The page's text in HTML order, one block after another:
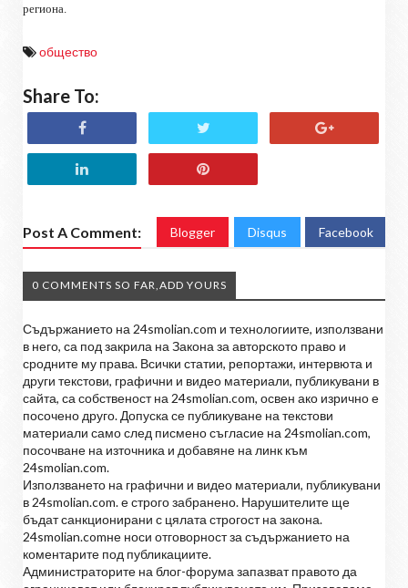
региона.
общество
Share To:
Post A Comment: Blogger Disqus Facebook
0 COMMENTS SO FAR,ADD YOURS
Съдържанието на 24smolian.com и технологиите, използвани
в него, са под закрила на Закона за авторското право и
сродните му права. Всички статии, репортажи, интервюта и
други текстови, графични и видео материали, публикувани в
сайта, са собственост на 24smolian.com, освен ако изрично е
посочено друго. Допуска се публикуване на текстови
материали само след писмено съгласие на 24smolian.com,
посочване на източника и добавяне на линк към
24smolian.com.
Използването на графични и видео материали, публикувани
в 24smolian.com. е строго забранено. Нарушителите ще
бъдат санкционирани с цялата строгост на закона.
24smolian.comне носи отговорност за съдържанието на
коментарите под публикациите.
Администраторите на блог-форума запазват правото да